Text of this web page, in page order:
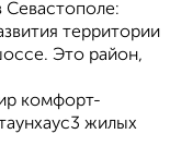
Севастополе:
территории
Это район,
комфорт-
жилых